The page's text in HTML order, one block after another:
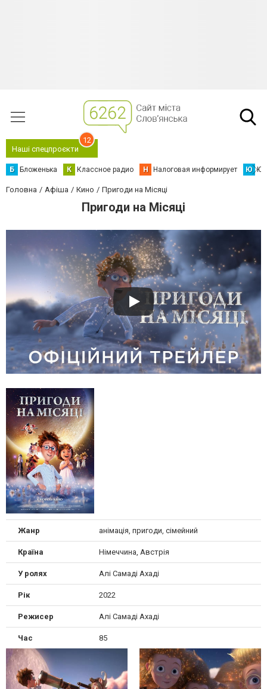
Наші спецпроєкти
12
Б Бложенька К Классное радио Н Налоговая информирует Ю
Головна Афіша Кино Пригоди на Місяці
Пригоди на Місяці
Жанр анімація, пригоди, сімейний
Країна Німеччина, Австрія
У ролях Алі Самаді Ахаді
Рік 2022
Режисер Алі Самаді Ахаді
Час 85